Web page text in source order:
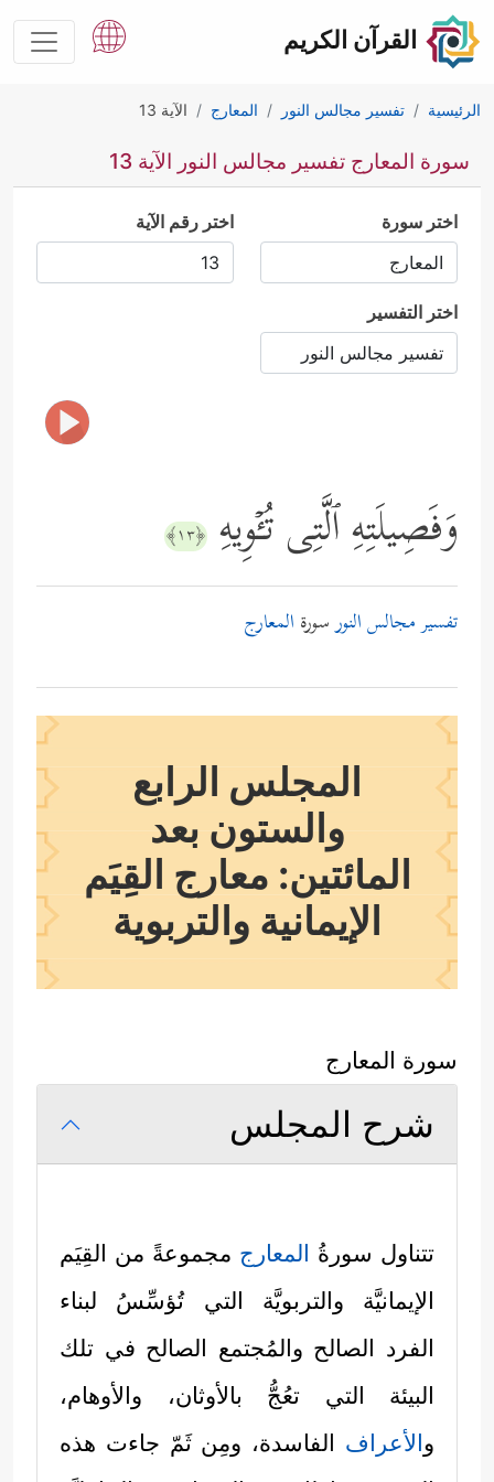
القرآن الكريم
الرئيسية تفسير مجالس النور المعارج الآية 13
سورة المعارج تفسير مجالس النور الآية 13
اختر سورة اختر رقم الآية
اختر التفسير
وَفَصِیلَتِهِ ٱلَّتِی تُـٔۡوِیهِ ﴿١٣﴾
تفسير مجالس النورسورة المعارج
المجلس الرابع
والستون بعد
المائتين: معارج القِيَم
الإيمانية والتربوية
سورة المعارج
شرح المجلس
تتناول سورةُ المعارج مجموعةً من القِيَم
الإيمانيَّة والتربويَّة التي تُؤسِّسُ لبناء
الفرد الصالح والمُجتمع الصالح في تلك
البيئة التي تعُجُّ بالأوثان، والأوهام،
والأعراف الفاسدة، ومِن ثَمّ جاءت هذه